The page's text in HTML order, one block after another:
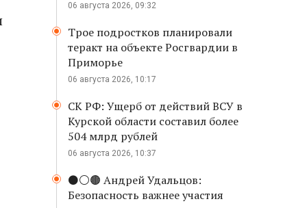
06 августа 2026, 09:32
Трое подростков планировали
теракт на объекте Росгвардии в
Приморье
06 августа 2026, 10:17
СК РФ: Ущерб от действий ВСУ в
Курской области составил более
504 млрд рублей
06 августа 2026, 10:37
⚫️⚪️🟤 Андрей Удальцов:
Безопасность важнее участия